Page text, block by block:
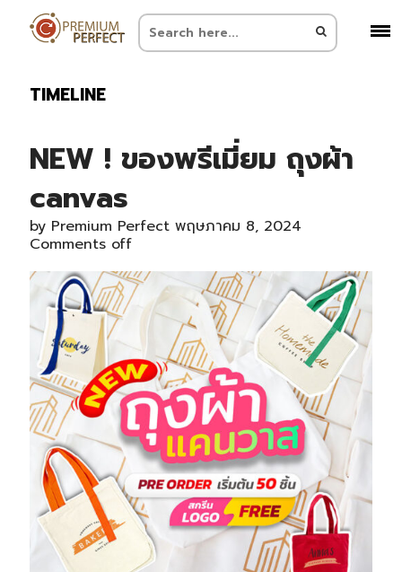
TIMELINE
NEW ! ของพรีเมี่ยม ถุงผ้า
canvas
by Premium Perfect พฤษภาคม 8, 2024
Comments off